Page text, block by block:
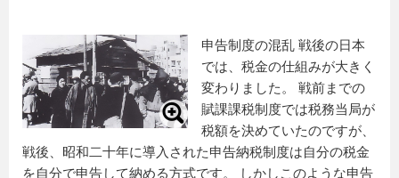
申告制度の混乱 戦後の日本
では、税金の仕組みが大きく
変わりました。 戦前までの
賦課課税制度では税務当局が
税額を決めていたのですが、
戦後、昭和二十年に導入された申告納税制度は自分の税金
を自分で申告して納める方式です。 しかしこのような申告